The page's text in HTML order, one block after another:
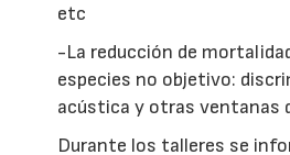
etc
-La reducción de
especies no objetivo:
acústica y otras ventanas
Durante los talleres se